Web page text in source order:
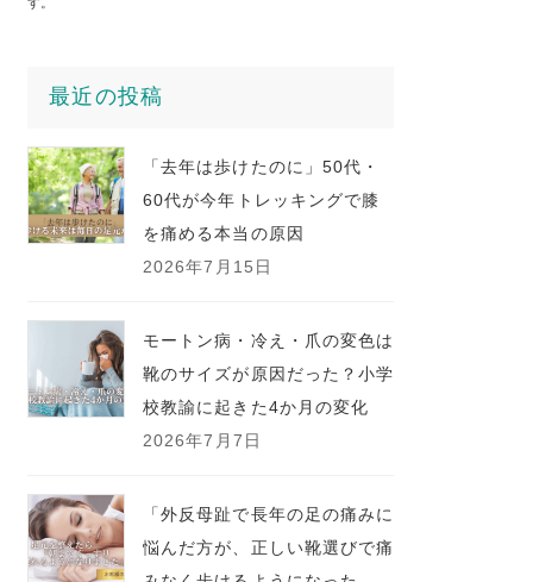
最近の投稿
「去年は歩けたのに」50代・
60代が今年トレッキングで膝
を痛める本当の原因
2026年7月15日
モートン病・冷え・爪の変色は
靴のサイズが原因だった？小学
校教諭に起きた4か月の変化
2026年7月7日
「外反母趾で長年の足の痛みに
悩んだ方が、正しい靴選びで痛